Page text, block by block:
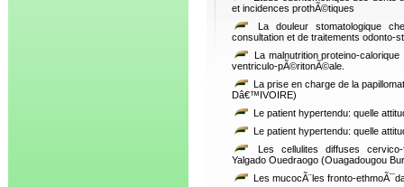
et incidences prothÃ©tiques
La douleur stomatologique
consultation et de traitements odonto-
La malnutrition proteino-
ventriculo-pÃ©ritonÃ©ale.
La prise en charge de la
Dâ€™IVOIRE)
Le patient hypertendu: quelle
Le patient hypertendu: quelle
Les cellulites diffuses
Yalgado Ouedraogo (Ouagadougou
Les mucocÃ¨les fronto-